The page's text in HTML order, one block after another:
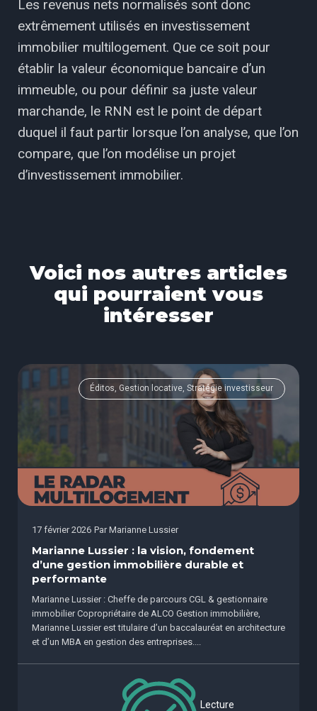
Les revenus nets normalisés sont donc
extrêmement utilisés en investissement
immobilier multilogement. Que ce soit pour
établir la valeur économique bancaire d’un
immeuble, ou pour définir sa juste valeur
marchande, le RNN est le point de départ
duquel il faut partir lorsque l’on analyse, que l’on
compare, que l’on modélise un projet
d’investissement immobilier.
Voici nos autres articles
qui pourraient vous
intéresser
Éditos, Gestion locative, Stratégie investisseur
17 février 2026 Par Marianne Lussier
Marianne Lussier : la vision, fondement
d’une gestion immobilière durable et
performante
Marianne Lussier : Cheffe de parcours CGL & gestionnaire
immobilier Copropriétaire de ALCO Gestion immobilière,
Marianne Lussier est titulaire d’un baccalauréat en architecture
et d’un MBA en gestion des entreprises....
Lecture